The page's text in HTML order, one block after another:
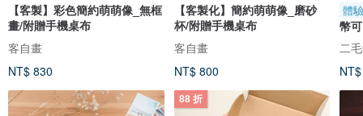
【客製】彩色簡約萌萌像_無框
畫/附贈手機桌布
客自畫
NT$ 830
【客製化】簡約萌萌像_磨砂
杯/附贈手機桌布
客自畫
NT$ 800
88 折
體
幣
聖
二